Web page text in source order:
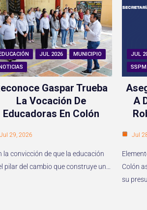
JUL 2026
MUNICIPIO
Gaspar Trueba
La Vocación De
Educadoras En Colón
Jul 29, 2026
la convicción de que la educación
pilar del cambio que construye un…
JUL
SSPM
A
Jul
Colón
su